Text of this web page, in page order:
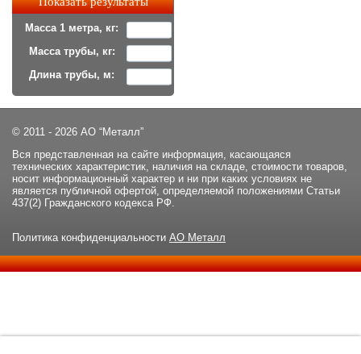
Масса 1 метра, кг:
Масса трубы, кг:
Длина трубы, м:
© 2011 - 2026 АО “Металл”
Вся представленная на сайте информация, касающаяся
технических характеристик, наличия на складе, стоимости товаров,
носит информационный характер и ни при каких условиях не
является публичной офертой, определяемой положениями Статьи
437(2) Гражданского кодекса РФ.
Политика конфиденциальности АО Металл